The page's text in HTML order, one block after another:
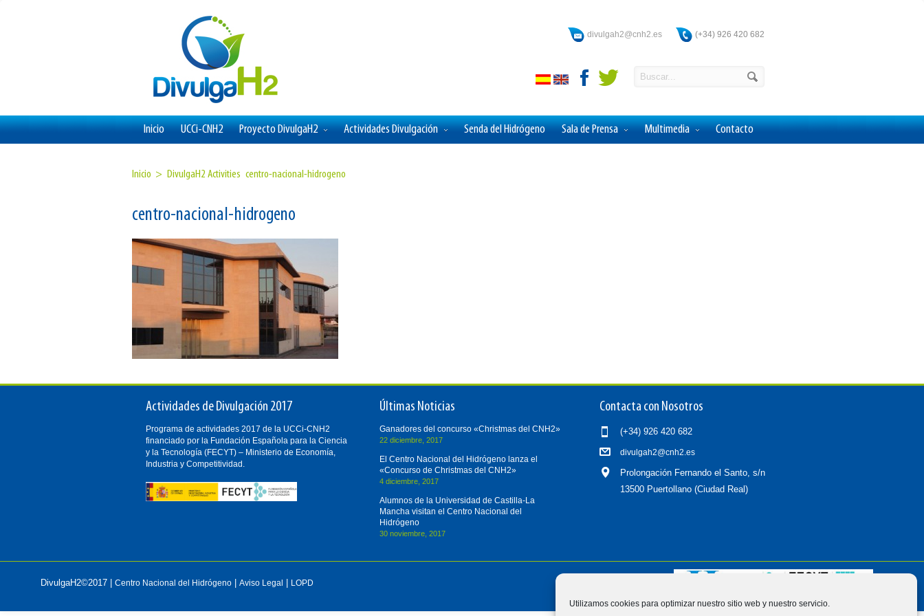
Utilizamos cookies para optimizar nuestro sitio web y nuestro servicio.
(+34) 926 420 682
divulgah2@cnh2.es
Inicio UCCi-CNH2 Proyecto DivulgaH2 Actividades Divulgación Senda del Hidrógeno Sala de Prensa Multimedia Contacto
Inicio > DivulgaH2 Activities centro-nacional-hidrogeno
centro-nacional-hidrogeno
Actividades de Divulgación 2017
Programa de actividades 2017 de la UCCi-CNH2
financiado por la Fundación Española para la Ciencia
y la Tecnología (FECYT) – Ministerio de Economía,
Industria y Competitividad.
Últimas Noticias
Ganadores del concurso «Christmas del CNH2»
22 diciembre, 2017
El Centro Nacional del Hidrógeno lanza el
«Concurso de Christmas del CNH2»
4 diciembre, 2017
Alumnos de la Universidad de Castilla-La
Mancha visitan el Centro Nacional del
Hidrógeno
30 noviembre, 2017
Contacta con Nosotros
(+34) 926 420 682
divulgah2@cnh2.es
Prolongación Fernando el Santo, s/n
13500 Puertollano (Ciudad Real)
DivulgaH2©2017 |Centro Nacional del Hidrógeno |Aviso Legal LOPD